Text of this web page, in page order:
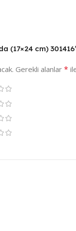
(17×24 cm)
Gerekli alanlar *